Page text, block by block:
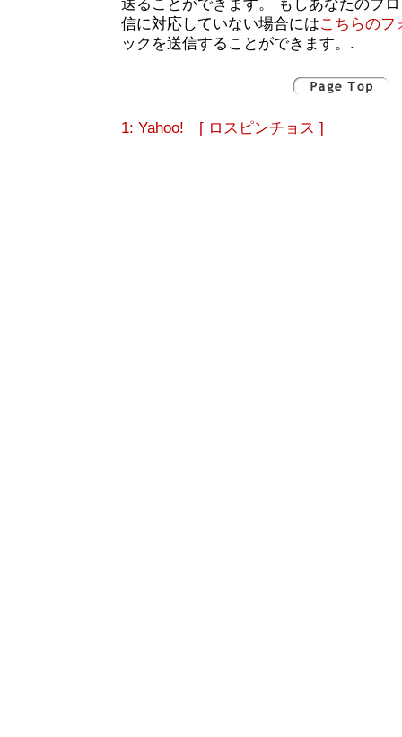
送ることができます。 もしあなたのブ
信に対応していない場合にはこちらのフ
ックを送信することができます。.
1: Yahoo! [ ロスピンチョス ]